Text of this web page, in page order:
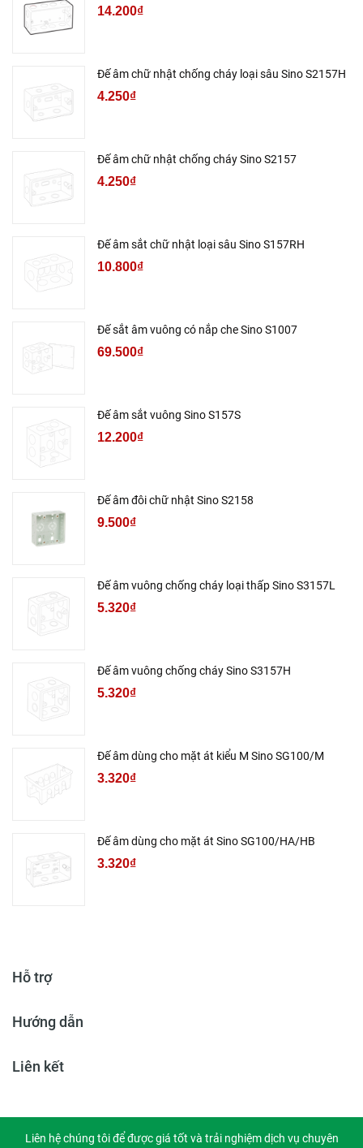
14.200₫
Đế âm chữ nhật chống cháy loại sâu Sino S2157H
4.250₫
Đế âm chữ nhật chống cháy Sino S2157
4.250₫
Đế âm sắt chữ nhật loại sâu Sino S157RH
10.800₫
Đế sắt âm vuông có nắp che Sino S1007
69.500₫
Đế âm sắt vuông Sino S157S
12.200₫
Đế âm đôi chữ nhật Sino S2158
9.500₫
Đế âm vuông chống cháy loại thấp Sino S3157L
5.320₫
Đế âm vuông chống cháy Sino S3157H
5.320₫
Đế âm dùng cho mặt át kiểu M Sino SG100/M
3.320₫
Đế âm dùng cho mặt át Sino SG100/HA/HB
3.320₫
Hỗ trợ
Hướng dẫn
Liên kết
Liên hệ chúng tôi để được giá tốt và trải nghiệm dịch vụ chuyên